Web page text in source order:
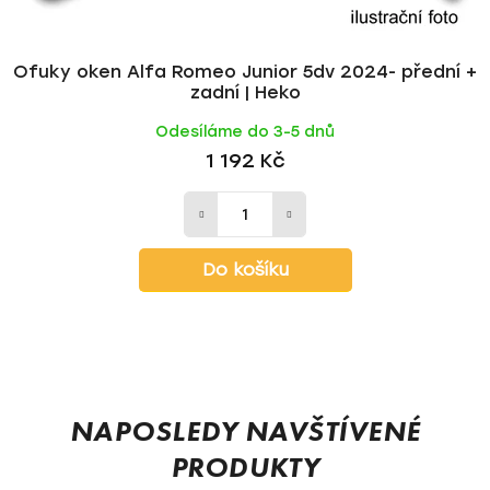
Ofuky oken Alfa Romeo Junior 5dv 2024- přední +
zadní | Heko
Odesíláme do 3-5 dnů
1 192 Kč
Do košíku
NAPOSLEDY NAVŠTÍVENÉ
PRODUKTY